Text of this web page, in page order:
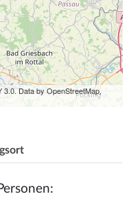
Data by OpenStreetMap,